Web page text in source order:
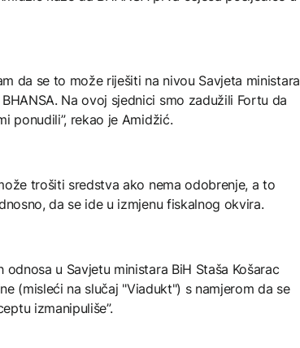
da se to može riješiti na nivou Savjeta ministara
Na ovoj sjednici smo zadužili Fortu da
ponudili”, rekao je Amidžić.
trošiti sredstva ako nema odobrenje, a to
da se ide u izmjenu fiskalnog okvira.
u Savjetu ministara BiH Staša Košarac
(misleći na slučaj "Viadukt") s namjerom da se
izmanipuliše”.